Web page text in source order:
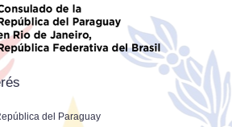
del Paraguay